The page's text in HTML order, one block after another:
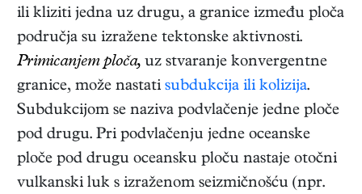
ili kliziti jedna uz drugu, a granice između ploča
područja su izražene tektonske aktivnosti.
Primicanjem ploča, uz stvaranje konvergentne
granice, može nastati subdukcija ili kolizija.
Subdukcijom se naziva podvlačenje jedne ploče
pod drugu. Pri podvlačenju jedne oceanske
ploče pod drugu oceansku ploču nastaje otočni
vulkanski luk s izraženom seizmičnošću (npr.